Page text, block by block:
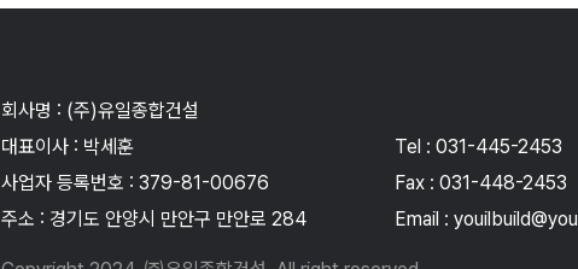
회사명 : (주)유일종합건설
대표이사 : 박세훈
Tel :031-445-2453
사업자 등록번호 : 379-81-00676
Fax : 031-448-2453
주소 : 경기도 안양시 만안구 만안로 284
Email :